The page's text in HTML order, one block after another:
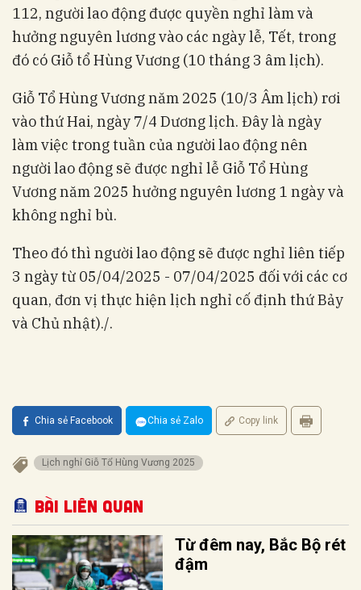
112, người lao động được quyền nghỉ làm và
hưởng nguyên lương vào các ngày lễ, Tết, trong
đó có Giỗ tổ Hùng Vương (10 tháng 3 âm lịch).
Giỗ Tổ Hùng Vương năm 2025 (10/3 Âm lịch) rơi
vào thứ Hai, ngày 7/4 Dương lịch. Đây là ngày
làm việc trong tuần của người lao động nên
người lao động sẽ được nghỉ lễ Giỗ Tổ Hùng
Vương năm 2025 hưởng nguyên lương 1 ngày và
không nghỉ bù.
Theo đó thì người lao động sẽ được nghỉ liên tiếp
3 ngày từ 05/04/2025 - 07/04/2025 đối với các cơ
quan, đơn vị thực hiện lịch nghỉ cố định thứ Bảy
và Chủ nhật)./.
Chia sẻ Facebook Chia sẻ Zalo Copy link
Lịch nghỉ Giỗ Tổ Hùng Vương 2025
Bài liên quan
Từ đêm nay, Bắc Bộ rét
đậm